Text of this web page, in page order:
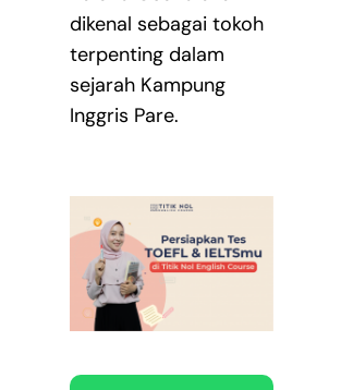
dikenal sebagai tokoh
terpenting dalam
sejarah Kampung
Inggris Pare.